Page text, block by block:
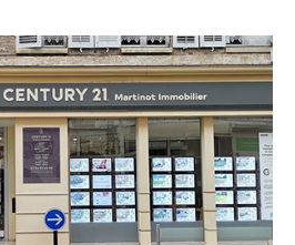
Martinot Immobilier
la République
- 89100
un message